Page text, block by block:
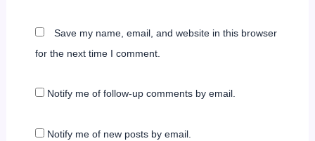
Save my name, email, and website in this browser
for the next time I comment.
Notify me of follow-up comments by email.
Notify me of new posts by email.